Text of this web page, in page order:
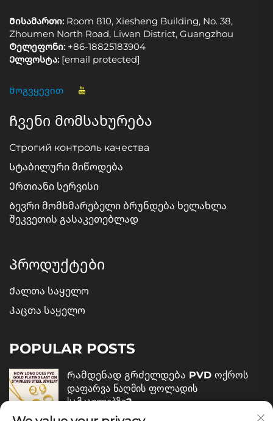
Მისამართი: Room 810, Xiesheng Building, No. 38,
Zhoumen North Road, Liwan District, Guangzhou
Ტელეფონი: +86-18825183904
Ელფოსტა: [email protected]
Მოგვყევით
Ჩვენი მომსახურება
Строгий контроль качества
Სტაბილური მიწოდება
Ერთიანი სერვისი
Ბევრი მომხმარებელი ბრუნდება ხელახლა
შეკვეთის გასაკეთებლად
Პროდუქტები
Ქალთა საყელო
Კაცთა საყელო
POPULAR POSTS
Რამდენად გრძელდება PVD ოქროს
დაფარვა ნაღმის ფოლადის
სამკაულებზე?